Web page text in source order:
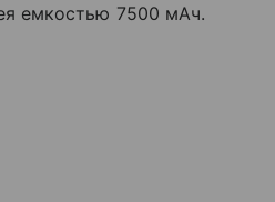
емкостью 7500 мАч.